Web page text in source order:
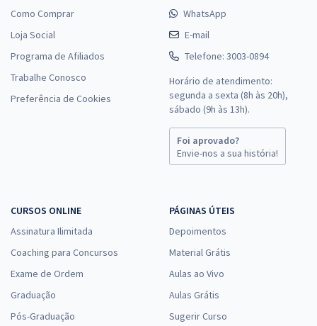
Como Comprar
Loja Social
Programa de Afiliados
Trabalhe Conosco
Preferência de Cookies
WhatsApp
E-mail
Telefone: 3003-0894
Horário de atendimento:
segunda a sexta (8h às 20h),
sábado (9h às 13h).
Foi aprovado?
Envie-nos a sua história!
CURSOS ONLINE
Assinatura Ilimitada
Coaching para Concursos
Exame de Ordem
Graduação
Pós-Graduação
PÁGINAS ÚTEIS
Depoimentos
Material Grátis
Aulas ao Vivo
Aulas Grátis
Sugerir Curso